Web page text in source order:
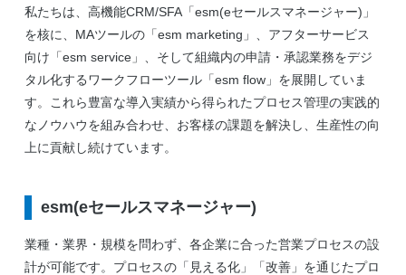
私たちは、高機能CRM/SFA「esm(eセールスマネージャー)」
を核に、MAツールの「esm marketing」、アフターサービス
向け「esm service」、そして組織内の申請・承認業務をデジ
タル化するワークフローツール「esm flow」を展開していま
す。これら豊富な導入実績から得られたプロセス管理の実践的
なノウハウを組み合わせ、お客様の課題を解決し、生産性の向
上に貢献し続けています。
esm(eセールスマネージャー)
業種・業界・規模を問わず、各企業に合った営業プロセスの設
計が可能です。プロセスの「見える化」「改善」を通じたプロ